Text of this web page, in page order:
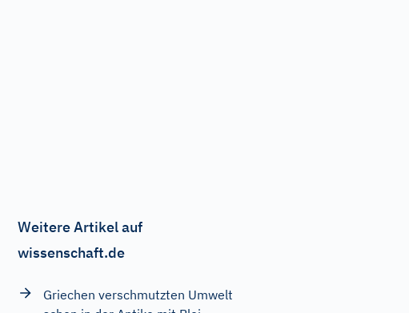
Weitere Artikel auf
wissenschaft.de
Griechen verschmutzten Umwelt